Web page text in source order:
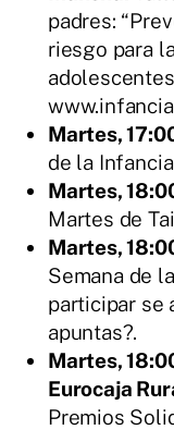
padres:
riesgo para
Martes,
de la
Martes,
Martes de
Martes,
Semana de
participar se
apuntas?.
Martes,
Eurocaja
Premios